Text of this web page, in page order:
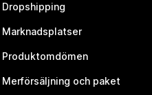
Dropshipping
Marknadsplatser
Produktomdömen
Merförsäljning och paket